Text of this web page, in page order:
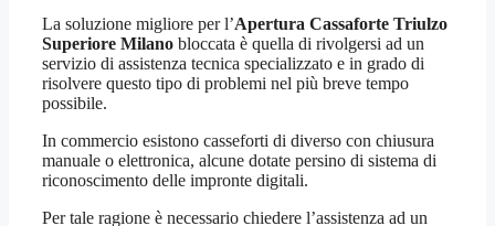
La soluzione migliore per l’Apertura Cassaforte Triulzo
Superiore Milano bloccata è quella di rivolgersi ad un
servizio di assistenza tecnica specializzato e in grado di
risolvere questo tipo di problemi nel più breve tempo
possibile.
In commercio esistono casseforti di diverso con chiusura
manuale o elettronica, alcune dotate persino di sistema di
riconoscimento delle impronte digitali.
Per tale ragione è necessario chiedere l’assistenza ad un